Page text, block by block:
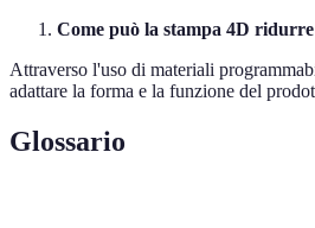
Come può la stampa 4D
Attraverso l'uso di materiali
adattare la forma e la funzione del
Glossario